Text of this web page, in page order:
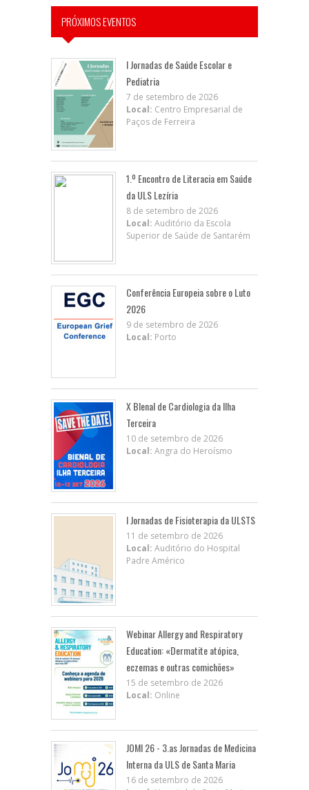
PRÓXIMOS EVENTOS
I Jornadas de Saúde Escolar e
Pediatria
7 de setembro de 2026
Local: Centro Empresarial de
Paços de Ferreira
1.º Encontro de Literacia em Saúde
da ULS Lezíria
8 de setembro de 2026
Local: Auditório da Escola
Superior de Saúde de Santarém
Conferência Europeia sobre o Luto
2026
9 de setembro de 2026
Local: Porto
X BIenal de Cardiologia da Ilha
Terceira
10 de setembro de 2026
Local: Angra do Heroísmo
I Jornadas de Fisioterapia da ULSTS
11 de setembro de 2026
Local: Auditório do Hospital
Padre Américo
Webinar Allergy and Respiratory
Education: «Dermatite atópica,
eczemas e outras comichões»
15 de setembro de 2026
Local: Online
JOMI 26 - 3.as Jornadas de Medicina
Interna da ULS de Santa Maria
16 de setembro de 2026